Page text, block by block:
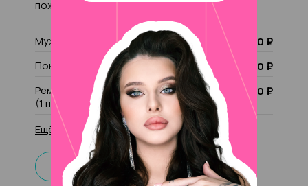
пожелания клиентов!
Мужской маникюр
2 500 ₽
Покрытие Лечебный лак
1 000 ₽
Ремонт ногтя (1 пальчик)/ чужой ремонт
(1 пальчик)
200 ₽
Ещё 53 услуги
Записаться